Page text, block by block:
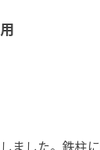
ました。鉄柱